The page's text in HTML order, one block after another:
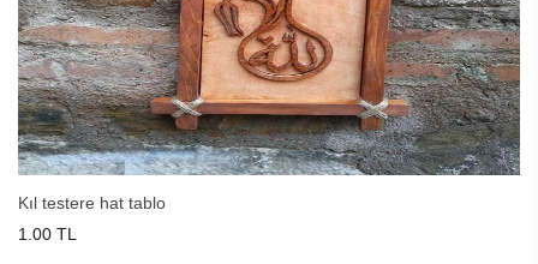
Kıl testere hat tablo
1.00 TL